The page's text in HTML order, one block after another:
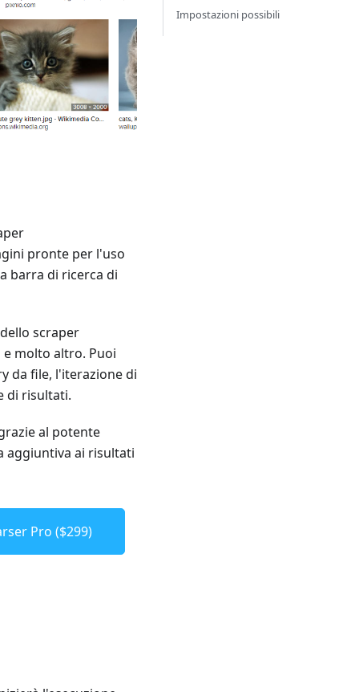
pronte per l'uso
barra di ricerca di
scraper
molto altro. Puoi
da file, l'iterazione di
di risultati.
al potente
aggiuntiva ai risultati
Pro ($299)
Impostazioni possibili